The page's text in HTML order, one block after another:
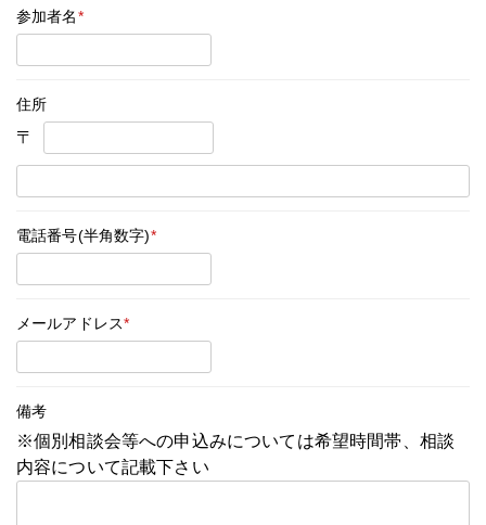
参加者名*
住所
〒
電話番号(半角数字)*
メールアドレス*
備考
※個別相談会等への申込みについては希望時間帯、相談
内容について記載下さい